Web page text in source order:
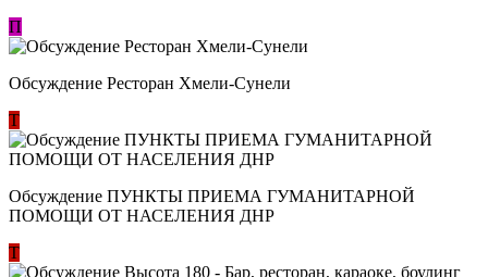
П
Обсуждение Ресторан Хмели-Сунели
Т
Обсуждение ​ПУНКТЫ ПРИЕМА ГУМАНИТАРНОЙ
ПОМОЩИ ОТ НАСЕЛЕНИЯ ДНР
Т